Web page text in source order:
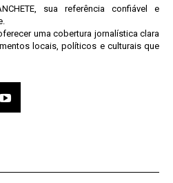
sua referência confiável e
uma cobertura jornalística clara
locais, políticos e culturais que